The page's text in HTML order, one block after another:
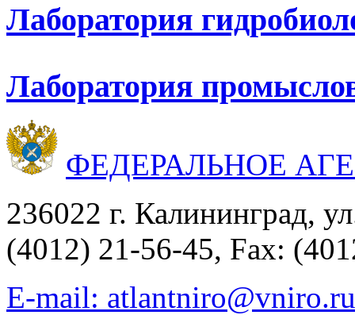
Лаборатория
Лаборатория
ФЕДЕРАЛЬНОЕ
236022 г. Калининград,
(4012) 21-56-45, Fax:
E-mail: atlantniro@vniro.ru